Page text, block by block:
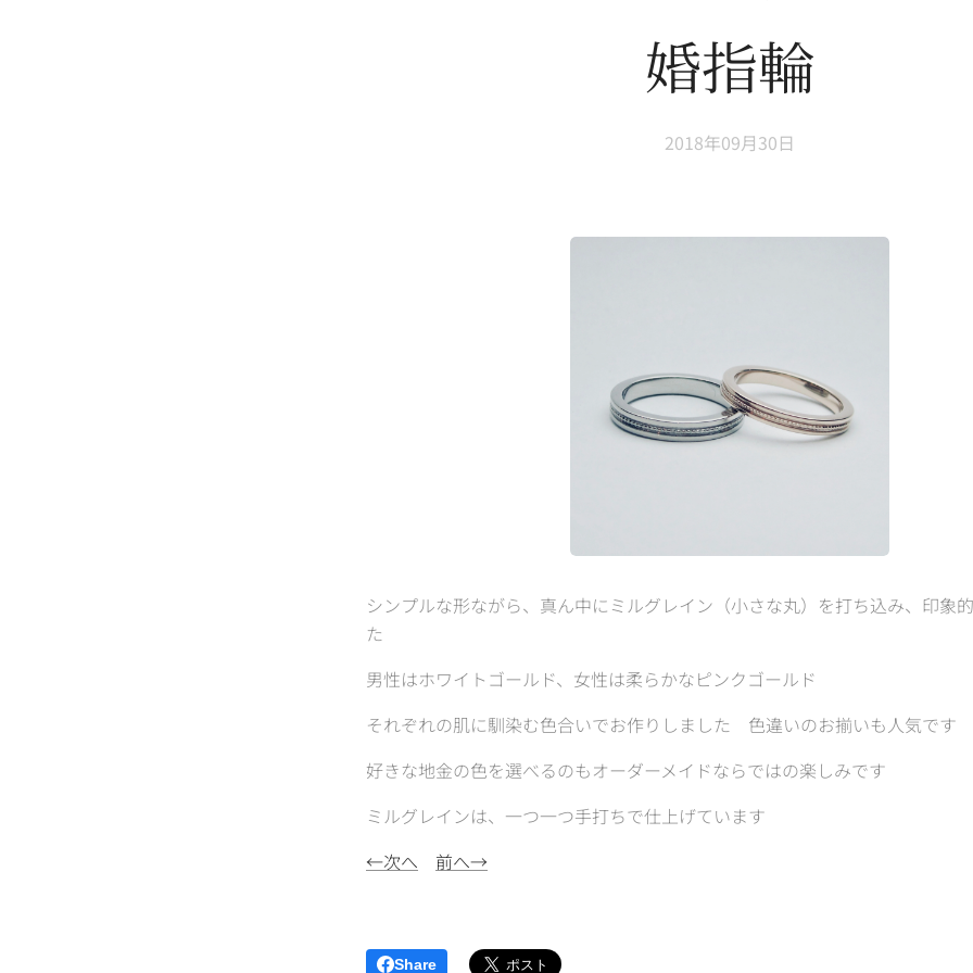
婚指輪
2018年09月30日
シンプルな形ながら、真ん中にミルグレイン（小さな丸）を打ち込み、印象
た
男性はホワイトゴールド、女性は柔らかなピンクゴールド
それぞれの肌に馴染む色合いでお作りしました 色違いのお揃いも人気です
好きな地金の色を選べるのもオーダーメイドならではの楽しみです
ミルグレインは、一つ一つ手打ちで仕上げています
←次へ
前へ→
Share